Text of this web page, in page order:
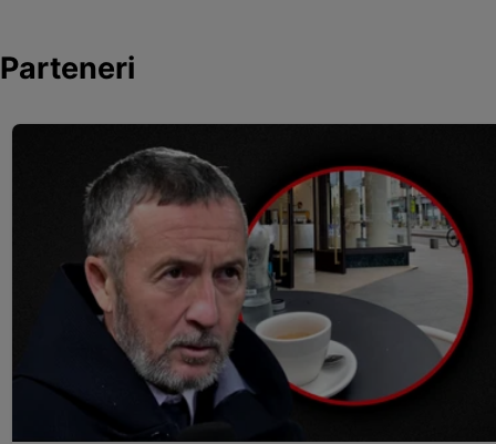
Parteneri